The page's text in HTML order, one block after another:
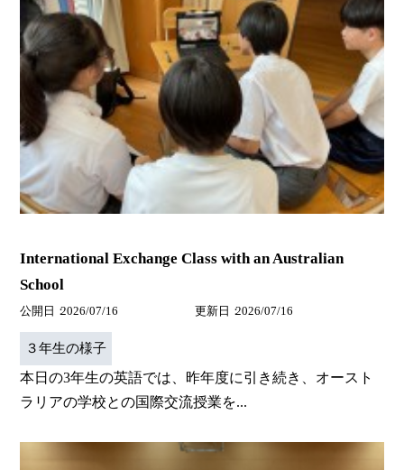
International Exchange Class with an Australian
School
公開日 2026/07/16 更新日 2026/07/16
３年生の様子
本日の3年生の英語では、昨年度に引き続き、オースト
ラリアの学校との国際交流授業を...